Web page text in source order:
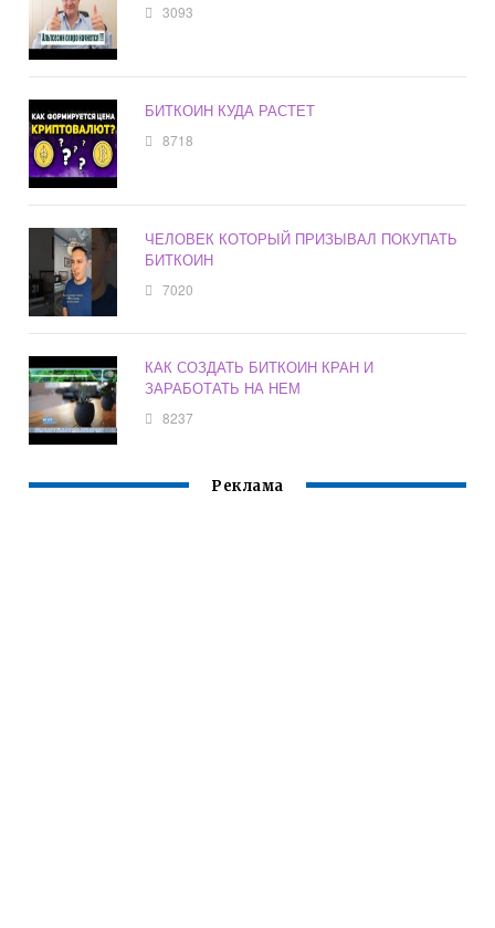
3093
БИТКОИН КУДА РАСТЕТ
8718
ЧЕЛОВЕК КОТОРЫЙ ПРИЗЫВАЛ ПОКУПАТЬ
БИТКОИН
7020
КАК СОЗДАТЬ БИТКОИН КРАН И
ЗАРАБОТАТЬ НА НЕМ
8237
Реклама